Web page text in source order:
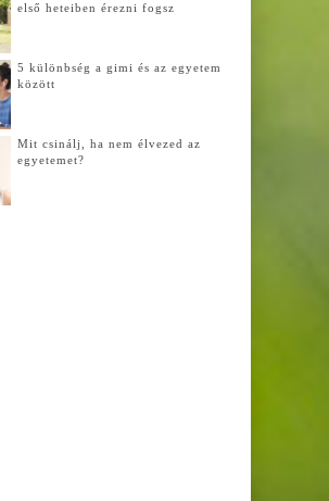
első heteiben érezni fogsz
5 különbség a gimi és az egyetem
között
Mit csinálj, ha nem élvezed az
egyetemet?